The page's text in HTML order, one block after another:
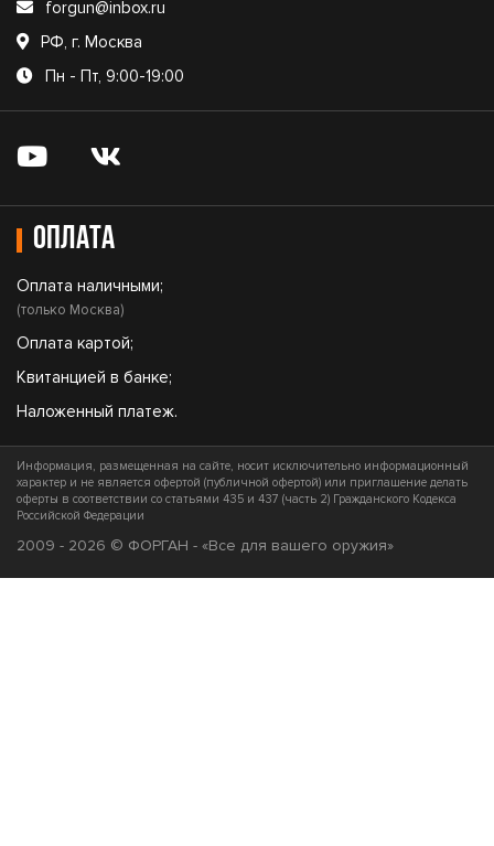
forgun@inbox.ru
РФ, г. Москва
Пн - Пт, 9:00-19:00
Оплата
Оплата наличными;
(только Москва)
Оплата картой;
Квитанцией в банке;
Наложенный платеж.
Информация, размещенная на сайте, носит исключительно информационный
характер и не является офертой (публичной офертой) или приглашение делать
оферты в соответствии со статьями 435 и 437 (часть 2) Гражданского Кодекса
Российской Федерации
2009 - 2026 © ФОРГАН - «Все для вашего оружия»